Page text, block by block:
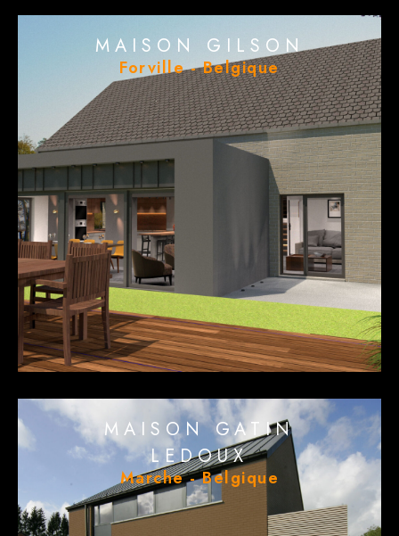
MAISON GILSON
Forville - Belgique
MAISON GATIN
LEDOUX
Marche - Belgique